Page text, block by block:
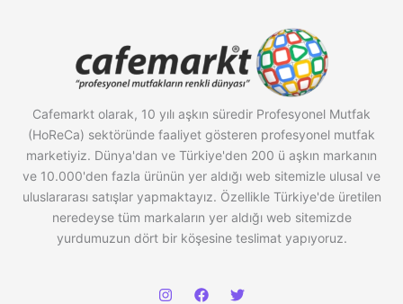
Cafemarkt olarak, 10 yılı aşkın süredir Profesyonel Mutfak
(HoReCa) sektöründe faaliyet gösteren profesyonel mutfak
marketiyiz. Dünya'dan ve Türkiye'den 200 ü aşkın markanın
ve 10.000'den fazla ürünün yer aldığı web sitemizle ulusal ve
uluslararası satışlar yapmaktayız. Özellikle Türkiye'de üretilen
neredeyse tüm markaların yer aldığı web sitemizde
yurdumuzun dört bir köşesine teslimat yapıyoruz.